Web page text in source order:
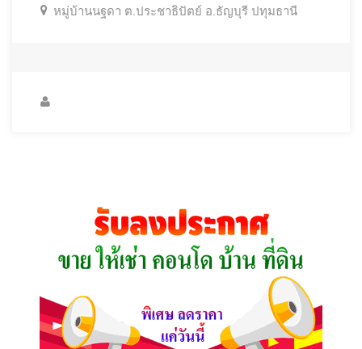
หมู่บ้านนฐดา ต.ประชาธิปัตย์ อ.ธัญบุรี ปทุมธานี